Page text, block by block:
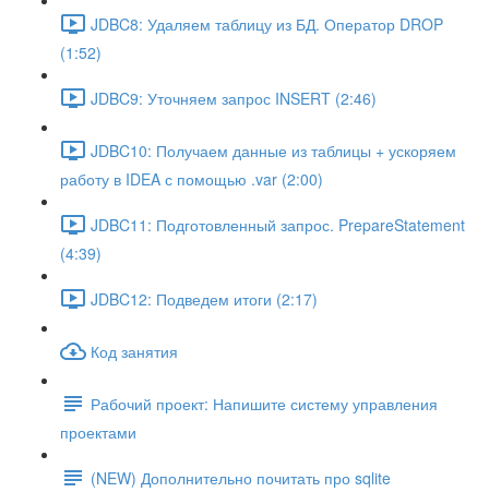
JDBC8: Удаляем таблицу из БД. Оператор DROP
(1:52)
JDBC9: Уточняем запрос INSERT (2:46)
JDBC10: Получаем данные из таблицы + ускоряем
работу в IDEA с помощью .var (2:00)
JDBC11: Подготовленный запрос. PrepareStatement
(4:39)
JDBC12: Подведем итоги (2:17)
Код занятия
Рабочий проект: Напишите систему управления
проектами
(NEW) Дополнительно почитать про sqlite